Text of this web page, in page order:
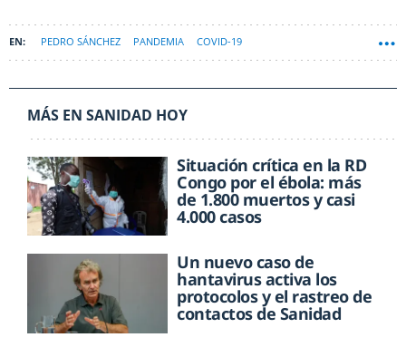
PEDRO SÁNCHEZ PANDEMIA COVID-19
MÁS EN SANIDAD HOY
Situación crítica en la RD
Congo por el ébola: más
de 1.800 muertos y casi
4.000 casos
Un nuevo caso de
hantavirus activa los
protocolos y el rastreo de
contactos de Sanidad